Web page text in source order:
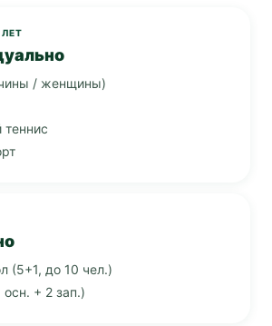
/ женщины)
теннис
(5+1, до 10 чел.)
+ 2 зап.)